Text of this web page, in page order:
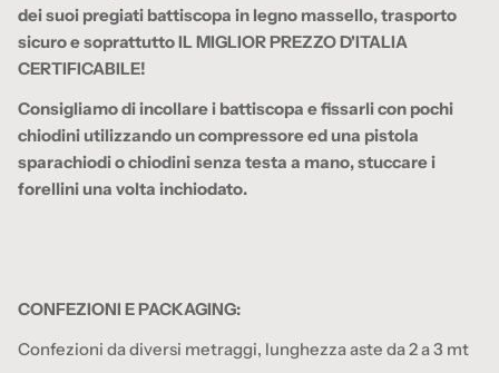
dei suoi pregiati battiscopa in legno massello, trasporto
sicuro e soprattutto IL MIGLIOR PREZZO D'ITALIA
CERTIFICABILE!
Consigliamo di incollare i battiscopa e fissarli con pochi
chiodini utilizzando un compressore ed una pistola
sparachiodi o chiodini senza testa a mano, stuccare i
forellini una volta inchiodato.
CONFEZIONI E PACKAGING:
Confezioni da diversi metraggi, lunghezza aste da 2 a 3 mt